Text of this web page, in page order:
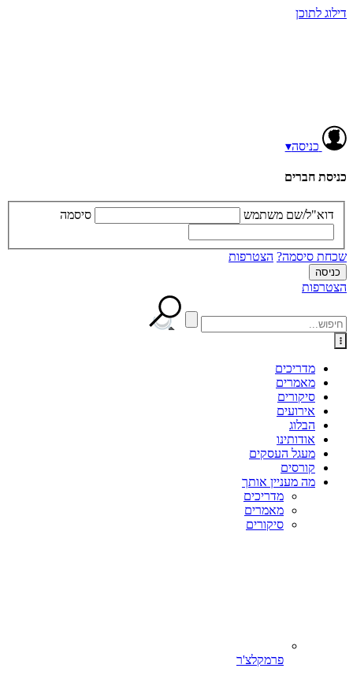
דילוג לתוכן
כניסה▾
כניסת חברים
דוא"ל/שם משתמש סיסמה
שכחת סיסמה? הצטרפות
הצטרפות
מדריכים
מאמרים
סיקורים
אירועים
הבלוג
אודותינו
מעגל העסקים
קורסים
מה מעניין אותך
מדריכים
מאמרים
סיקורים
פרמקלצ'ר